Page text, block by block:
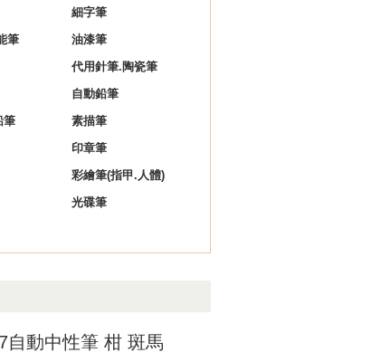
細字筆
筆
油漆筆
代用針筆.陶瓷筆
自動鉛筆
筆
素描筆
印章筆
彩繪筆(指甲.人體)
光碟筆
自動中性筆 柑 斑馬